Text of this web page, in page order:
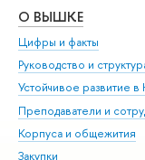
О ВЫШКЕ
Цифры и факты
Руководство и
Устойчивое развитие
Преподаватели и
Корпуса и общежития
Закупки